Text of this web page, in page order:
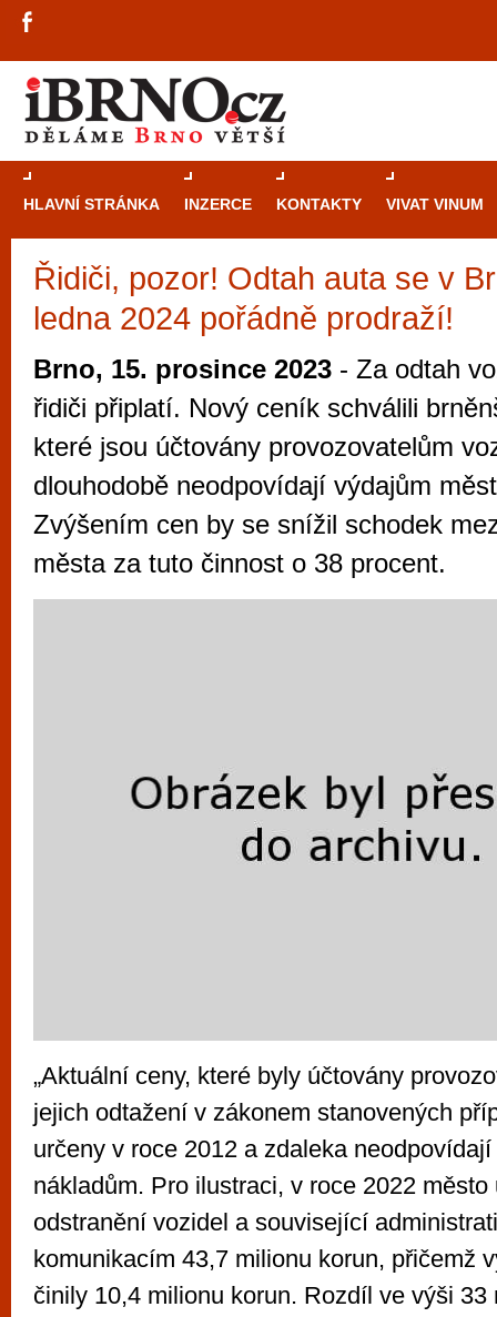
HLAVNÍ STRÁNKA INZERCE KONTAKTY VIVAT VINUM
Řidiči, pozor! Odtah auta se v
ledna 2024 pořádně prodraží!
Brno, 15. prosince 2023 - Za odtah
řidiči připlatí. Nový ceník schválili
které jsou účtovány provozovatelům
dlouhodobě neodpovídají výdajům
Zvýšením cen by se snížil schodek
města za tuto činnost o 38 procent.
„Aktuální ceny, které byly účtovány
jejich odtažení v zákonem stanovených
určeny v roce 2012 a zdaleka
nákladům. Pro ilustraci, v roce 2022 město
odstranění vozidel a související
komunikacím 43,7 milionu korun, přičemž
činily 10,4 milionu korun. Rozdíl ve výši 33
Průvodce
Brně: Od
Brno je
zajímavé
restaurace,
Mimo jiné je ale také místem, kde si
vyzkoušet různé kasinové hry. V
metropoli naleznete širokou nabídku her
po moderní automaty jak pro pravidelné
příležitostné hráče. V...